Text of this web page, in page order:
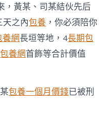
，黃某、司某結伙先后
天之內包養 ，你必須陪你
養網長垣等地，4長期包
包養網首飾等合計價值
包養一個月價錢已被刑